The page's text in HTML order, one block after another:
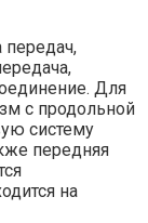
передач,
Для
с продольной
систему
передняя
на